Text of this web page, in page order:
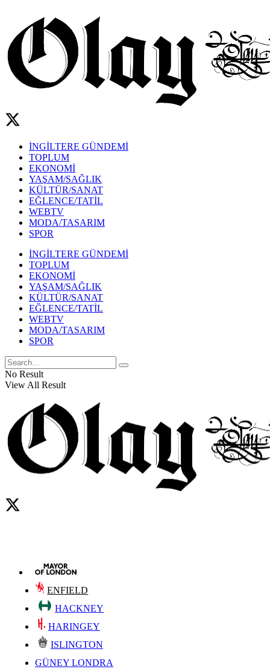
İNGİLTERE GÜNDEMİ
TOPLUM
EKONOMİ
YAŞAM/SAĞLIK
KÜLTÜR/SANAT
EĞLENCE/TATİL
WEBTV
MODA/TASARIM
SPOR
İNGİLTERE GÜNDEMİ
TOPLUM
EKONOMİ
YAŞAM/SAĞLIK
KÜLTÜR/SANAT
EĞLENCE/TATİL
WEBTV
MODA/TASARIM
SPOR
No Result
View All Result
ENFIELD
HACKNEY
HARINGEY
ISLINGTON
GÜNEY LONDRA